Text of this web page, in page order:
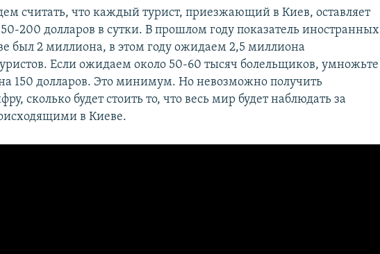
считать, что каждый турист, приезжающий в Киев, оставляет
200 долларов в сутки. В прошлом году показатель иностранных
был 2 миллиона, в этом году ожидаем 2,5 миллиона
Если ожидаем около 50-60 тысяч болельщиков, умножьте
150 долларов. Это минимум. Но невозможно получить
сколько будет стоить то, что весь мир будет наблюдать за
в Киеве.